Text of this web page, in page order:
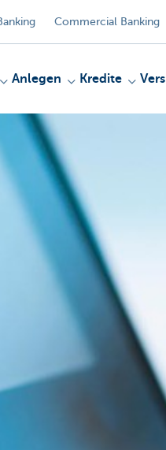
Commercial Banking
Anlegen Kredite